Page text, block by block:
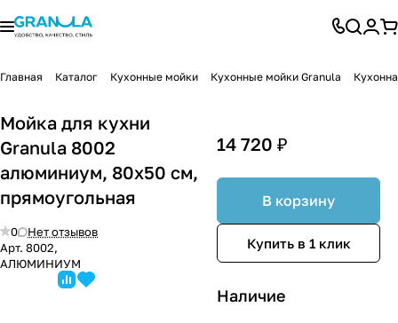
Главная Каталог Кухонные мойки Кухонные мойки Granula
Мойка для кухни
Granula 8002
алюминиум, 80х50 см,
прямоугольная
0
Нет отзывов
Арт. 8002,
АЛЮМИНИУМ
14 720 ₽
В корзину
Купить в 1 клик
Наличие